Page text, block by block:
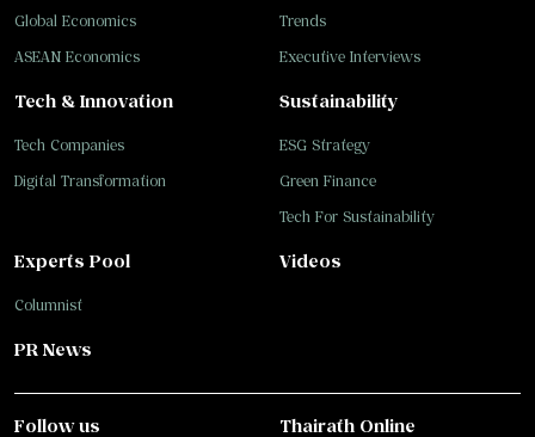
Trends
Executive Interviews
Tech & Innovation
Tech Companies
Digital Transformation
Sustainability
ESG Strategy
Green Finance
Tech For Sustainability
Global Economics
ASEAN Economics
Experts Pool
Columnist
Videos
PR News
Follow us Thairath Online